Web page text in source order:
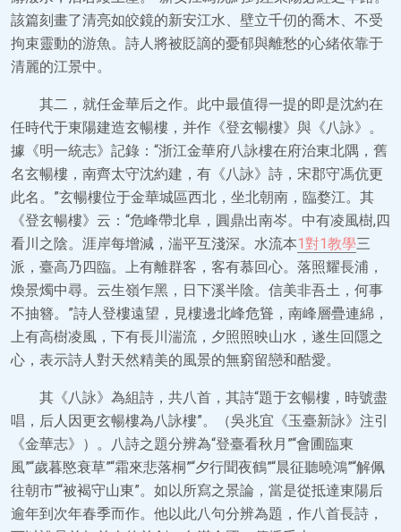
該篇刻畫了清亮如皎鏡的新安江水、壁立千仞的喬木、不受
拘束靈動的游魚。詩人將被貶謫的憂郁與離愁的心緒依靠于
清麗的江景中。
其二，就任金華后之作。此中最值得一提的即是沈約在
任時代于東陽建造玄暢樓，并作《登玄暢樓》與《八詠》。
據《明一統志》記錄：“浙江金華府八詠樓在府治東北隅，舊
名玄暢樓，南齊太守沈約建，有《八詠》詩，宋郡守馮伉更
此名。”玄暢樓位于金華城區西北，坐北朝南，臨婺江。其
《登玄暢樓》云：“危峰帶北阜，圓鼎出南岑。中有凌風樹,四
看川之陰。涯岸每增減，湍平互淺深。水流本1對1教學三
派，臺高乃四臨。上有離群客，客有慕回心。落照耀長浦，
煥景燭中尋。云生嶺乍黑，日下溪半陰。信美非吾土，何事
不抽簪。”詩人登樓遠望，見樓邊北峰危聳，南峰層疊連綿，
上有高樹凌風，下有長川湍流，夕照照映山水，遂生回隱之
心，表示詩人對天然精美的風景的無窮留戀和酷愛。
其《八詠》為組詩，共八首，其詩“題于玄暢樓，時號盡
唱，后人因更玄暢樓為八詠樓”。（吳兆宜《玉臺新詠》注引
《金華志》）。八詩之題分辨為“登臺看秋月”“會圃臨東
風”“歲暮愍衰草”“霜來悲落桐”“夕行聞夜鶴”“晨征聽曉鴻”“解佩
往朝市”“被褐守山東”。如以所寫之景論，當是從抵達東陽后
逾年到次年春季而作。他以此八句分辨為題，作八首長詩，